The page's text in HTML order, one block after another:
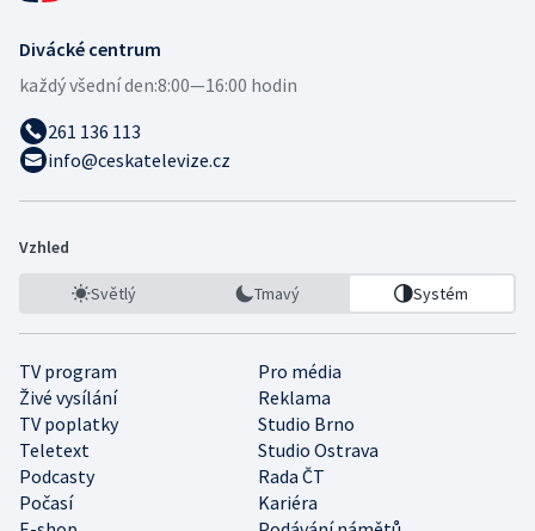
Divácké centrum
každý všední den:8:00—16:00 hodin
261 136 113
info@ceskatelevize.cz
Vzhled
Světlý Tmavý Systém
TV program
Pro média
Živé vysílání
Reklama
TV poplatky
Studio Brno
Teletext
Studio Ostrava
Podcasty
Rada ČT
Počasí
Kariéra